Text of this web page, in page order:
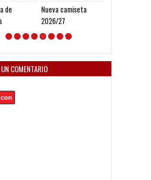
de
Nueva camiseta
2026/27
COMENTARIO